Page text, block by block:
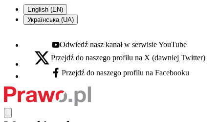
English (EN)
Українська (UA)
Youtube - otwiera się w nowej karcie
Odwiedź nasz kanał w serwisie YouTube
X - otwiera się w nowej karcie
Przejdź do naszego profilu na X (dawniej Twitter)
Facebook - otwiera się w nowej karcie
Przejdź do naszego profilu na Facebooku